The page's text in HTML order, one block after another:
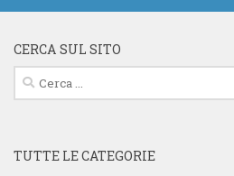
CERCA SUL SITO
Ricerca
per:
TUTTE LE CATEGORIE